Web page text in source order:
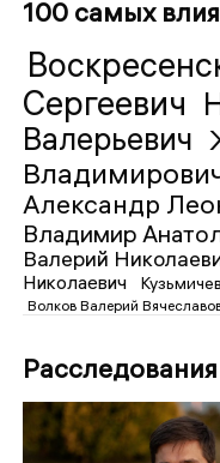
100 самых
Сергеевич
Валерьевич
Александр
Владимир
Валерий
Николаевич
Волков Валерий
Расследования